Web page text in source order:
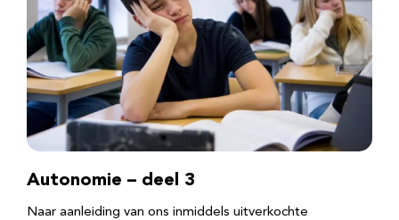
Autonomie – deel 3
Naar aanleiding van ons inmiddels uitverkochte